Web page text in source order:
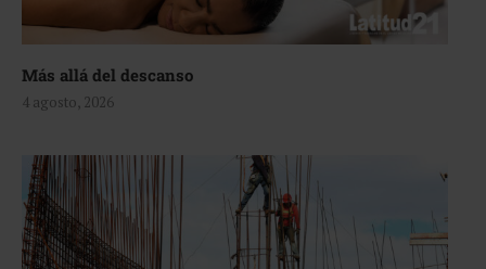
Más allá del descanso
4 agosto, 2026